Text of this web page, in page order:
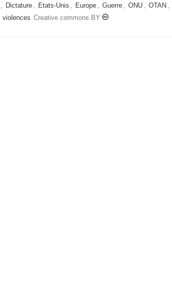
, Dictature , Etats-Unis , Europe , Guerre , ONU , OTAN ,
violences Creative commons BY